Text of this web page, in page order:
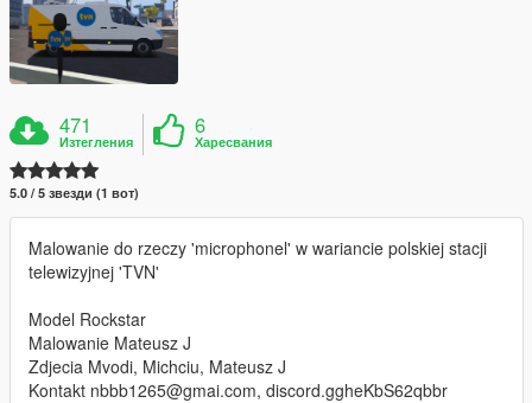
471
Изтегления
6
Харесвания
5.0 / 5 звезди (1 вот)
Malowanie do rzeczy 'microphonel' w wariancie polskiej stacji
telewizyjnej 'TVN'
Model Rockstar
Malowanie Mateusz J
Zdjecia Mvodi, Michciu, Mateusz J
Kontakt nbbb1265@gmai.com, discord.ggheKbS62qbbr